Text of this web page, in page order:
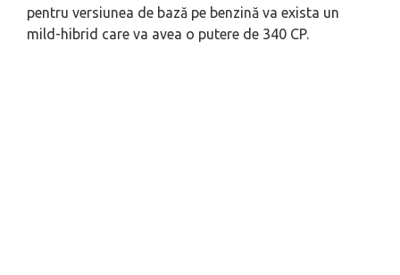
pentru versiunea de bază pe benzină va exista un
mild-hibrid care va avea o putere de 340 CP.